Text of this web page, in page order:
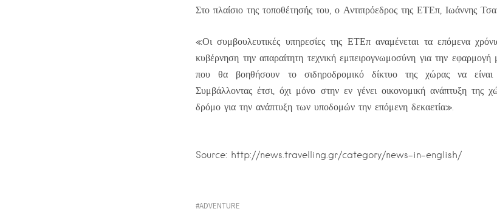
Στο πλαίσιο της τοποθέτησής του, ο Αντιπρόεδρος της ΕΤΕπ, Ιωάννης
«Οι συμβουλευτικές υπηρεσίες της ΕΤΕπ αναμένεται τα επόμενα
κυβέρνηση την απαραίτητη τεχνική εμπειρογνωμοσύνη για την
που θα βοηθήσουν το σιδηροδρομικό δίκτυο της χώρας να είναι
Συμβάλλοντας έτσι, όχι μόνο στην εν γένει οικονομική ανάπτυξη της
δρόμο για την ανάπτυξη των υποδομών την επόμενη δεκαετία».
Source: http://news.travelling.gr/category/news-in-english/
ADVENTURE